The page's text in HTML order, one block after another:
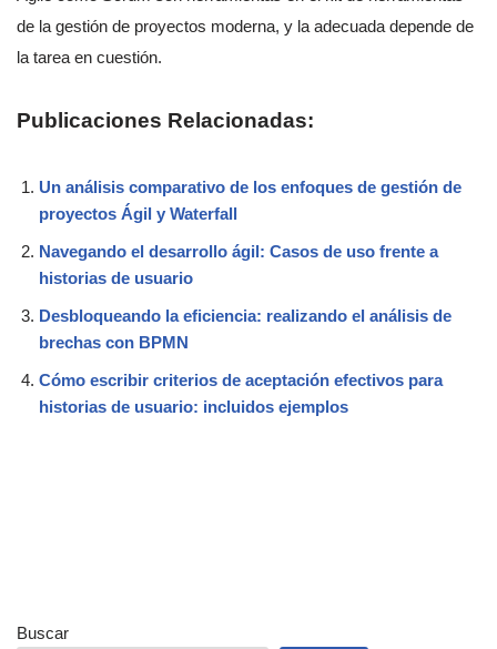
de la gestión de proyectos moderna, y la adecuada depende de
la tarea en cuestión.
Publicaciones Relacionadas:
Un análisis comparativo de los enfoques de gestión de
proyectos Ágil y Waterfall
Navegando el desarrollo ágil: Casos de uso frente a
historias de usuario
Desbloqueando la eficiencia: realizando el análisis de
brechas con BPMN
Cómo escribir criterios de aceptación efectivos para
historias de usuario: incluidos ejemplos
Buscar